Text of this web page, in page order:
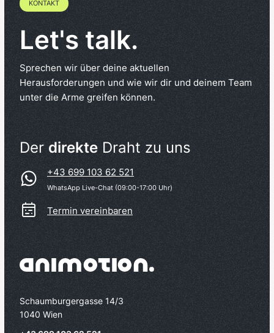
KONTAKT
Let's talk.
Sprechen wir über deine aktuellen
Herausforderungen und wie wir dir und deinem Team
unter die Arme greifen können.
Der direkte Draht zu uns
+43 699 103 62 521
WhatsApp Live-Chat (09:00-17:00 Uhr)
Termin vereinbaren
Schaumburgergasse 14/3
1040 Wien